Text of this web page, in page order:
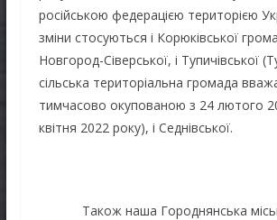
російською федерацією територією
зміни стосуються і Корюківської
Новгород-Сіверської, і Тупичівської
сільська територіальна громада
тимчасово окупованою з 24 лютого
квітня 2022 року), і Седнівської.
Також наша Городнянська